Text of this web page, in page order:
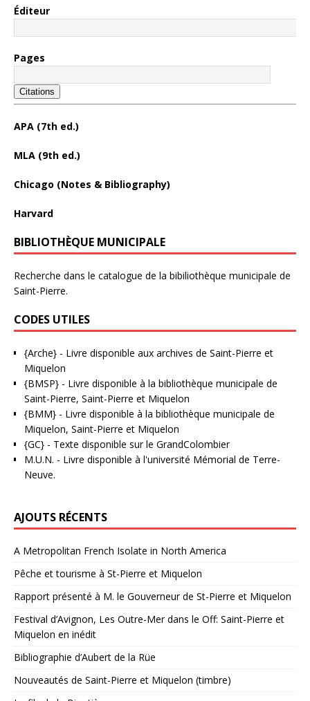
Éditeur
Pages
Citations
APA (7th ed.)
MLA (9th ed.)
Chicago (Notes & Bibliography)
Harvard
BIBLIOTHÈQUE MUNICIPALE
Recherche dans le catalogue de la bibiliothèque municipale de
Saint-Pierre.
CODES UTILES
{Arche} - Livre disponible aux archives de Saint-Pierre et
Miquelon
{BMSP} - Livre disponible à la bibliothèque municipale de
Saint-Pierre, Saint-Pierre et Miquelon
{BMM} - Livre disponible à la bibliothèque municipale de
Miquelon, Saint-Pierre et Miquelon
{GC} - Texte disponible sur le GrandColombier
M.U.N. - Livre disponible à l'université Mémorial de Terre-
Neuve.
AJOUTS RÉCENTS
A Metropolitan French Isolate in North America
Pêche et tourisme à St-Pierre et Miquelon
Rapport présenté à M. le Gouverneur de St-Pierre et Miquelon
Festival d’Avignon, Les Outre-Mer dans le Off: Saint-Pierre et
Miquelon en inédit
Bibliographie d’Aubert de la Rüe
Nouveautés de Saint-Pierre et Miquelon (timbre)